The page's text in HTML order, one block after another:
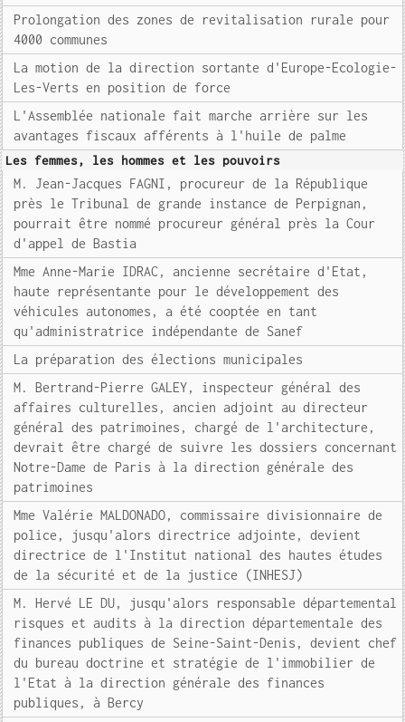
Prolongation des zones de revitalisation rurale pour
4000 communes
La motion de la direction sortante d'Europe-Ecologie-
Les-Verts en position de force
L'Assemblée nationale fait marche arrière sur les
avantages fiscaux afférents à l'huile de palme
Les femmes, les hommes et les pouvoirs
M. Jean-Jacques FAGNI, procureur de la République
près le Tribunal de grande instance de Perpignan,
pourrait être nommé procureur général près la Cour
d'appel de Bastia
Mme Anne-Marie IDRAC, ancienne secrétaire d'Etat,
haute représentante pour le développement des
véhicules autonomes, a été cooptée en tant
qu'administratrice indépendante de Sanef
La préparation des élections municipales
M. Bertrand-Pierre GALEY, inspecteur général des
affaires culturelles, ancien adjoint au directeur
général des patrimoines, chargé de l'architecture,
devrait être chargé de suivre les dossiers concernant
Notre-Dame de Paris à la direction générale des
patrimoines
Mme Valérie MALDONADO, commissaire divisionnaire de
police, jusqu'alors directrice adjointe, devient
directrice de l'Institut national des hautes études
de la sécurité et de la justice (INHESJ)
M. Hervé LE DU, jusqu'alors responsable départemental
risques et audits à la direction départementale des
finances publiques de Seine-Saint-Denis, devient chef
du bureau doctrine et stratégie de l'immobilier de
l'Etat à la direction générale des finances
publiques, à Bercy